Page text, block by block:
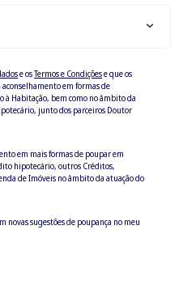
e osTermos e Condiçõese que os
aconselhamento em formas de
junto dos parceiros Doutor
em mais formas de poupar em
hipotecário, outros Créditos,
de Imóveis no âmbito da atuação do